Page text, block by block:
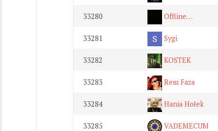
33280 Offline…
33281 Sygi
33282 KOSTEK
33283 Rem Faza
33284 Hania Hołek
33285 VADEMECUM